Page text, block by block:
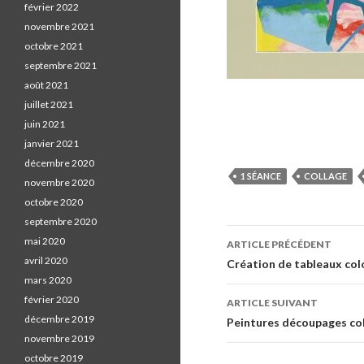
r
F
a
e
b
1 SÉANCE COLLAGE
Navigation
ARTICLE PRÉCÉDENT
Création de tableaux
ARTICLE SUIVANT
Peintures découpages
février 2022
novembre 2021
octobre 2021
septembre 2021
août 2021
juillet 2021
juin 2021
janvier 2021
décembre 2020
novembre 2020
octobre 2020
septembre 2020
mai 2020
avril 2020
mars 2020
février 2020
décembre 2019
novembre 2019
octobre 2019